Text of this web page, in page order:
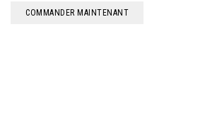
COMMANDER MAINTENANT